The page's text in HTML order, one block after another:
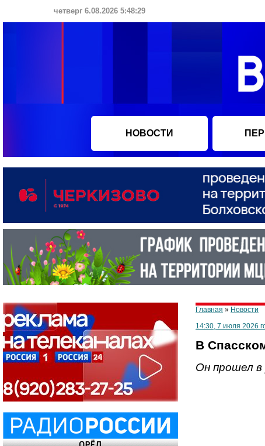
четверг 6.08.2026 5:48:30
НОВОСТИ
Главная » Новости
14:30, 7 июля 2026
В
Он прошел в